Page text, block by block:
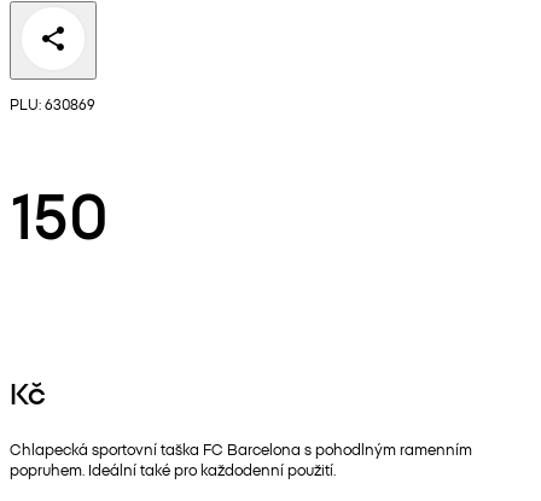
PLU: 630869
150
Kč
Chlapecká sportovní taška FC Barcelona s pohodlným ramenním
popruhem. Ideální také pro každodenní použití.